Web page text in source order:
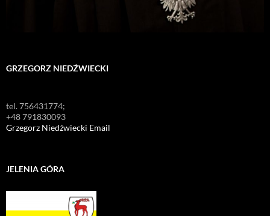
GRZEGORZ NIEDŹWIECKI
tel. 756431774;
+48 791830093
Grzegorz Niedźwiecki Email
JELENIA GÓRA